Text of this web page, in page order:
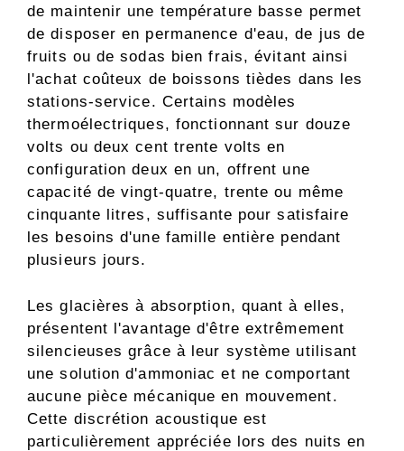
de maintenir une température basse permet
de disposer en permanence d'eau, de jus de
fruits ou de sodas bien frais, évitant ainsi
l'achat coûteux de boissons tièdes dans les
stations-service. Certains modèles
thermoélectriques, fonctionnant sur douze
volts ou deux cent trente volts en
configuration deux en un, offrent une
capacité de vingt-quatre, trente ou même
cinquante litres, suffisante pour satisfaire
les besoins d'une famille entière pendant
plusieurs jours.
Les glacières à absorption, quant à elles,
présentent l'avantage d'être extrêmement
silencieuses grâce à leur système utilisant
une solution d'ammoniac et ne comportant
aucune pièce mécanique en mouvement.
Cette discrétion acoustique est
particulièrement appréciée lors des nuits en